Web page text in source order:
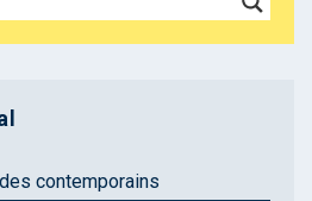
contemporains